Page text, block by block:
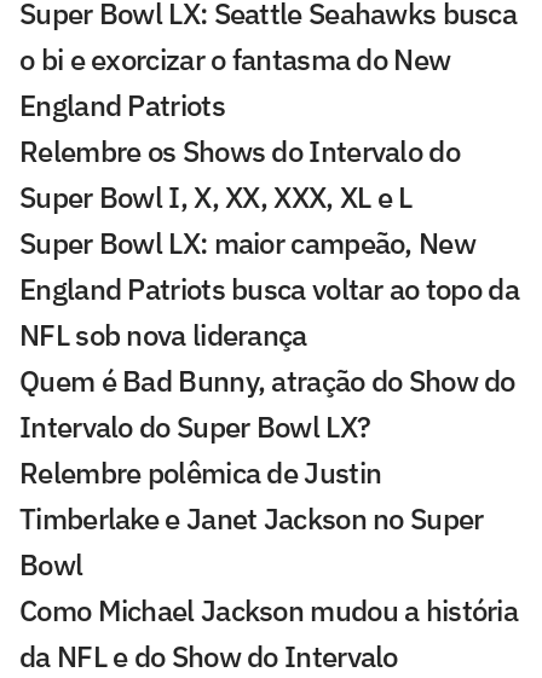
Super Bowl LX: Seattle Seahawks busca
o bi e exorcizar o fantasma do New
England Patriots
Relembre os Shows do Intervalo do
Super Bowl I, X, XX, XXX, XL e L
Super Bowl LX: maior campeão, New
England Patriots busca voltar ao topo da
NFL sob nova liderança
Quem é Bad Bunny, atração do Show do
Intervalo do Super Bowl LX?
Relembre polêmica de Justin
Timberlake e Janet Jackson no Super
Bowl
Como Michael Jackson mudou a história
da NFL e do Show do Intervalo